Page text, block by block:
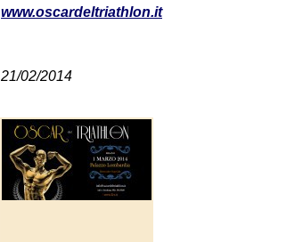
www.oscardeltriathlon.it
21/02/2014